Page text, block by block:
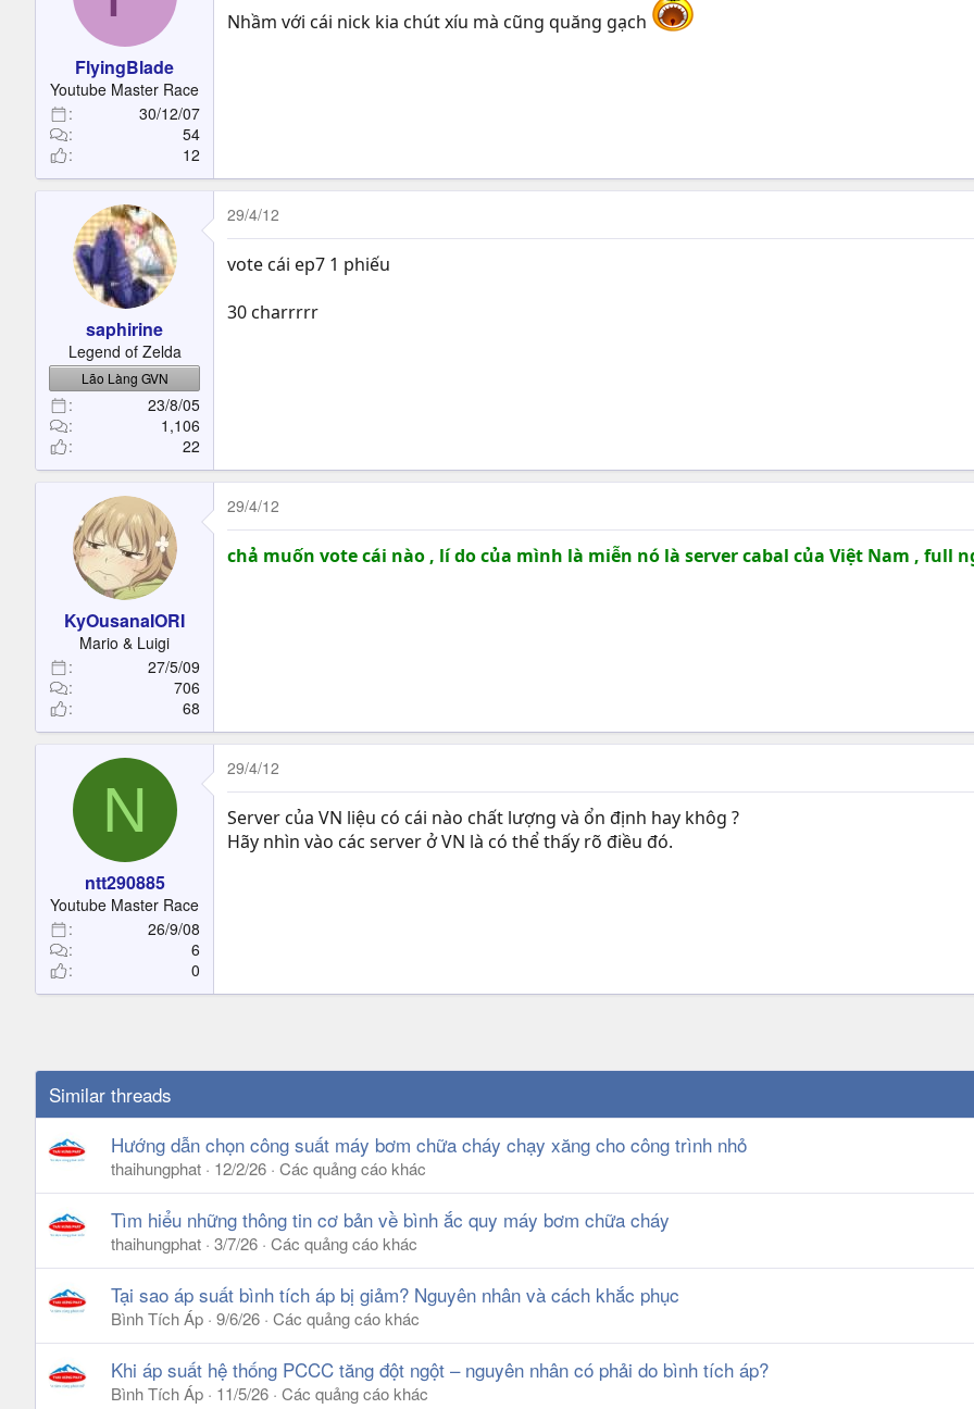
FlyingBlade
Youtube Master Race
30/12/07
54
12
Nhầm với cái nick kia chút xíu mà cũng quăng gạch
saphirine
Legend of Zelda
Lão Làng GVN
23/8/05
1,106
22
29/4/12
vote cái ep7 1 phiếu
30 charrrrr
KyOusanaIORI
Mario & Luigi
27/5/09
706
68
29/4/12
chả muốn vote cái nào , lí do của mình là miễn nó là server cabal của Việt Nam , full
N
ntt290885
Youtube Master Race
26/9/08
6
0
29/4/12
Server của VN liệu có cái nào chất lượng và ổn định hay khôg ?
Hãy nhìn vào các server ở VN là có thể thấy rõ điều đó.
Similar threads
Hướng dẫn chọn công suất máy bơm chữa cháy chạy xăng cho công trình nhỏ
thaihungphat 12/2/26 Các quảng cáo khác
Tìm hiểu những thông tin cơ bản về bình ắc quy máy bơm chữa cháy
thaihungphat 3/7/26 Các quảng cáo khác
Tại sao áp suất bình tích áp bị giảm? Nguyên nhân và cách khắc phục
Bình Tích Áp 9/6/26 Các quảng cáo khác
Khi áp suất hệ thống PCCC tăng đột ngột – nguyên nhân có phải do bình tích áp?
Bình Tích Áp 11/5/26 Các quảng cáo khác